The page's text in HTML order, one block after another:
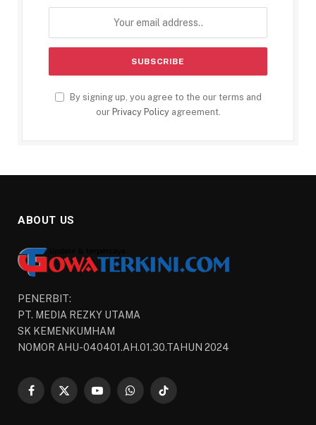
By signing up, you agree to the our terms and
our Privacy Policyagreement.
ABOUT US
PENERBIT:
PT. MEDIA REZKY UTAMA
SK KEMENKUMHAM
NOMOR AHU-040401.AH.01.30.TAHUN 2024
Facebook
X
YouTubeWhatsAppTikTok